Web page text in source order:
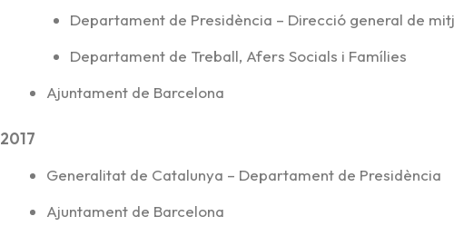
Departament de Presidència – Direcció general de
Departament de Treball, Afers Socials i Famílies
Ajuntament de Barcelona
2017
Generalitat de Catalunya – Departament de Presidència
Ajuntament de Barcelona